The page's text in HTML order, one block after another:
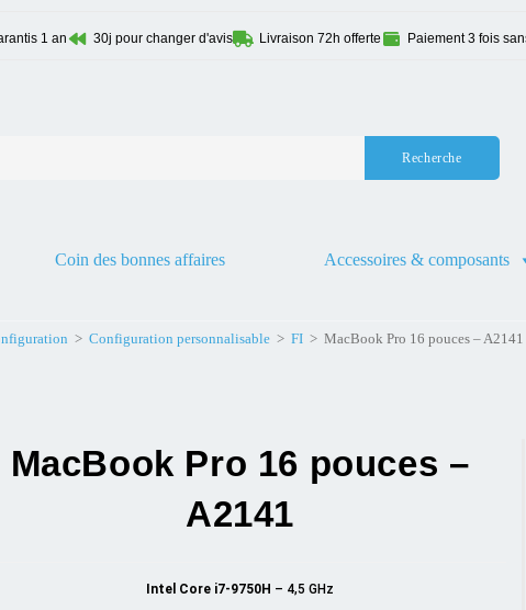
1 an 30j pour changer d'avis Livraison 72h offerte Paiement 3 fois
Recherche
Coin des bonnes affaires Accessoires & composants
> Configuration personnalisable > FI > MacBook Pro 16 pouces – A2141
MacBook Pro 16 pouces –
A2141
Intel Core i7-9750H – 4,5 GHz